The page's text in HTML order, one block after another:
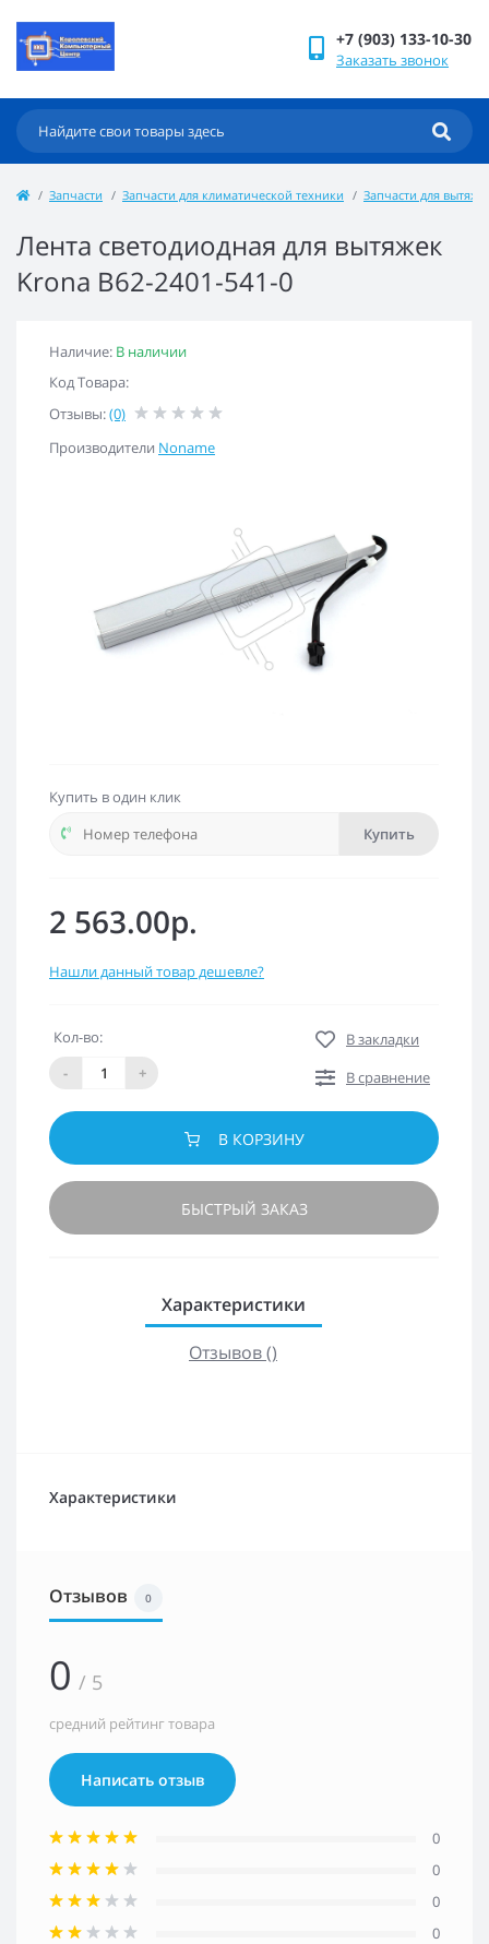
+7 (903) 133-10-30
Заказать звонок
Запчасти Запчасти для климатической техники Запчасти для
Лента светодиодная для вытяжек
Krona B62-2401-541-0
Наличие: В наличии
Код Товара:
Отзывы:(0)
Производители Noname
Купить в один клик
Купить
2 563.00р.
Нашли данный товар дешевле?
Кол-во:
-
+
В закладки
В сравнение
В КОРЗИНУ
БЫСТРЫЙ ЗАКАЗ
Характеристики
Отзывов ()
Характеристики
Отзывов 0
0 / 5
средний рейтинг товара
Написать отзыв
0
0
0
0